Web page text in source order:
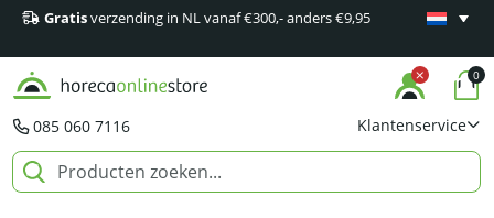
Gratisverzending in NL vanaf €300,- anders €9,95
Minimaal
085 060 7116 Klantenservice
0